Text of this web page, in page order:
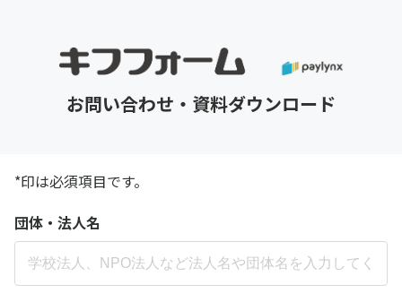
お問い合わせ・資料ダウンロード
*印は必須項目です。
団体・法人名